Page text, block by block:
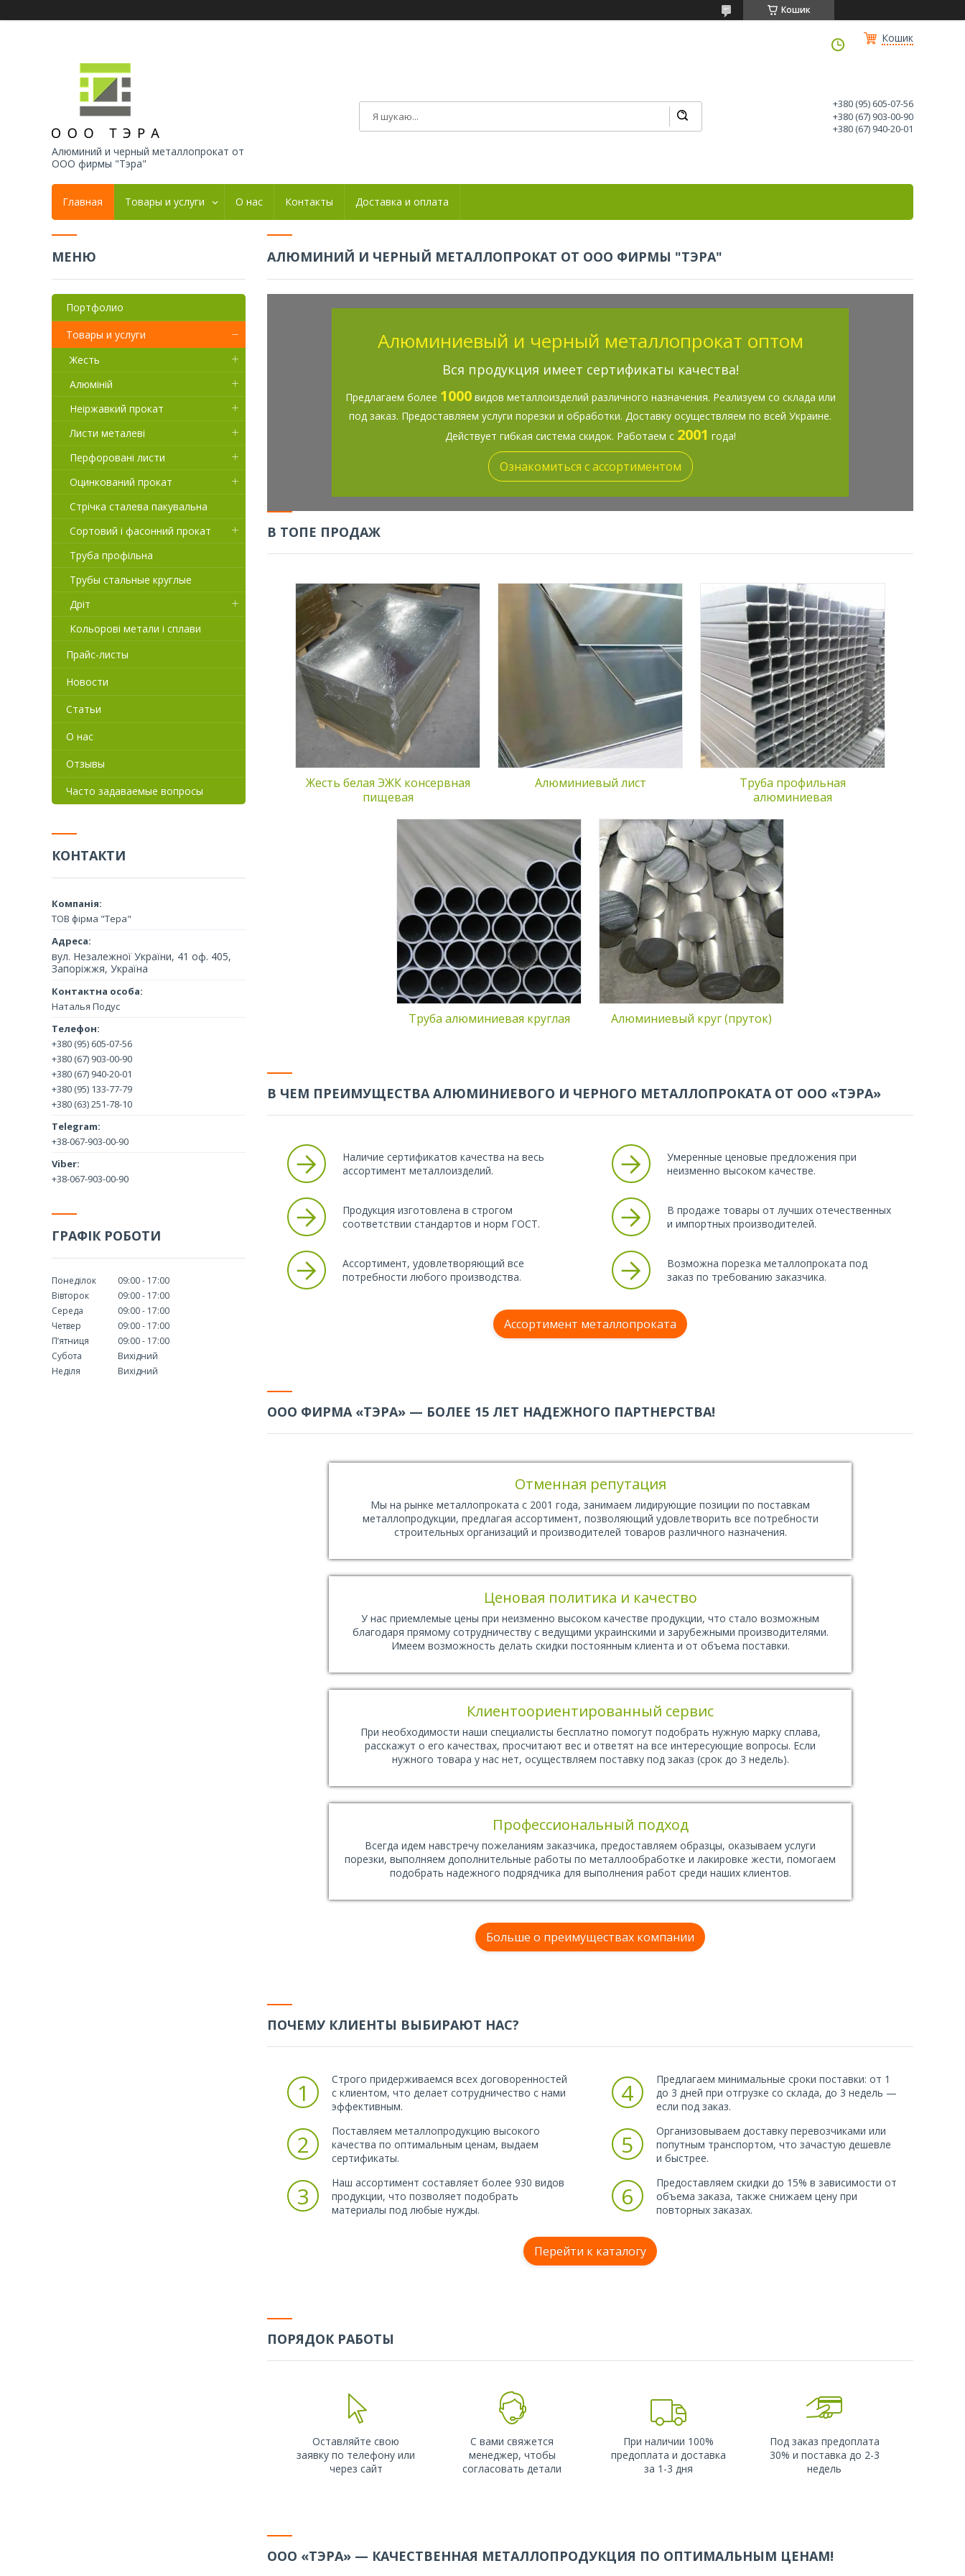
Кошик
Кошик
Алюминий и черный металлопрокат от
ООО фирмы "Тэра"
+380 (95) 605-07-56
+380 (67) 903-00-90
+380 (67) 940-20-01
Главная Товары и услуги О нас Контакты Доставка и оплата
АЛЮМИНИЙ И ЧЕРНЫЙ МЕТАЛЛОПРОКАТ ОТ ООО ФИРМЫ "ТЭРА"
Алюминиевый и черный металлопрокат оптом
Вся продукция имеет сертификаты качества!
Предлагаем более 1000видов металлоизделий различного назначения. Реализуем со склада или
под заказ. Предоставляем услуги порезки и обработки. Доставку осуществляем по всей Украине.
Действует гибкая система скидок. Работаем с 2001 года!
Ознакомиться с ассортиментом
В ТОПЕ ПРОДАЖ
Предлагаем жесть ЭЖК разных
марок, степени твердости,
толщины, в рулонах и листах.
отличной свариваемостью и
возможность порезки на ленты.
Жесть белая ЭЖК консервная
пищевая
Широкий ассортимент листов и
плит из алюминия и
алюминиевых сплавов разной
прочности и толщины. Все
изделия изготовлены в строгом
соответствии ГОСТ 21631-76,
широко применяются в
строительстве, пищевой
промышленности, разных
отраслях производства и
прочее.
Алюминиевый лист
В ассортименте представлены
профильные прямоугольные
алюминиевые трубы различных
размеров и изготовленные их
разных марок стали. Их
основными характеристиками
является высокая коррозионная
стойкость, незначительный вес,
Труба профильная
алюминиевая
представлены в разных
широко востребованы в разных
отраслях промышленности.
Труба алюминиевая круглая
У нас вы можете купить
алюминиевые круги из сплавов
Д16, Д16Т, АМЦ, АМГ и 7075 с
диаметром от 8 до 400 мм,
длиной — 0,5-6 м. Они
отличаются высокой
прочностью, обладают хорошей
свариваемостью, могут
использоваться даже в самых
экстремальных условиях.
Алюминиевый круг (пруток)
В ЧЕМ ПРЕИМУЩЕСТВА АЛЮМИНИЕВОГО И ЧЕРНОГО МЕТАЛЛОПРОКАТА ОТ ООО «ТЭРА»
Наличие сертификатов качества на весь
ассортимент металлоизделий.
Продукция изготовлена в строгом
соответствии стандартов и норм ГОСТ.
Ассортимент, удовлетворяющий все
потребности любого производства.
Умеренные ценовые предложения при
неизменно высоком качестве.
В продаже товары от лучших отечественных
и импортных производителей.
Возможна порезка металлопроката под
заказ по требованию заказчика.
Ассортимент металлопроката
ООО ФИРМА «ТЭРА» — БОЛЕЕ 15 ЛЕТ НАДЕЖНОГО ПАРТНЕРСТВА!
Отменная репутация
Мы на рынке металлопроката с 2001 года, занимаем лидирующие позиции по поставкам
металлопродукции, предлагая ассортимент, позволяющий удовлетворить все потребности
строительных организаций и производителей товаров различного назначения.
Ценовая политика и качество
У нас приемлемые цены при неизменно высоком качестве продукции, что стало возможным
благодаря прямому сотрудничеству с ведущими украинскими и зарубежными производителями.
Имеем возможность делать скидки постоянным клиента и от объема поставки.
Клиентоориентированный сервис
При необходимости наши специалисты бесплатно помогут подобрать нужную марку сплава,
расскажут о его качествах, просчитают вес и ответят на все интересующие вопросы. Если
нужного товара у нас нет, осуществляем поставку под заказ (срок до 3 недель).
Профессиональный подход
Всегда идем навстречу пожеланиям заказчика, предоставляем образцы, оказываем услуги
порезки, выполняем дополнительные работы по металлообработке и лакировке жести, помогаем
подобрать надежного подрядчика для выполнения работ среди наших клиентов.
Больше о преимуществах компании
ПОЧЕМУ КЛИЕНТЫ ВЫБИРАЮТ НАС?
1
Строго придерживаемся всех договоренностей
с клиентом, что делает сотрудничество с нами
эффективным.
2
Поставляем металлопродукцию высокого
качества по оптимальным ценам, выдаем
сертификаты.
3
Наш ассортимент составляет более 930 видов
продукции, что позволяет подобрать
материалы под любые нужды.
4
Предлагаем минимальные сроки поставки: от 1
до 3 дней при отгрузке со склада, до 3 недель —
если под заказ.
5
Организовываем доставку перевозчиками или
попутным транспортом, что зачастую дешевле
и быстрее.
6
Предоставляем скидки до 15% в зависимости от
объема заказа, также снижаем цену при
повторных заказах.
Перейти к каталогу
ПОРЯДОК РАБОТЫ
Оставляйте свою
заявку по телефону или
через сайт
С вами свяжется
менеджер, чтобы
согласовать детали
При наличии 100%
предоплата и доставка
за 1-3 дня
Под заказ предоплата
30% и поставка до 2-3
недель
ООО «ТЭРА» — КАЧЕСТВЕННАЯ МЕТАЛЛОПРОДУКЦИЯ ПО ОПТИМАЛЬНЫМ ЦЕНАМ!
Портфолио
Товары и услуги
Жесть
Алюміній
Неіржавкий прокат
Листи металеві
Перфоровані листи
Оцинкований прокат
Стрічка сталева пакувальна
Сортовий і фасонний прокат
Труба профільна
Трубы стальные круглые
Дріт
Кольорові метали і сплави
Прайс-листы
Новости
Статьи
О нас
Отзывы
Часто задаваемые вопросы
КОНТАКТИ
ТОВ фірма "Тера"
вул. Незалежної України, 41 оф. 405,
Запоріжжя, Україна
Наталья Подус
+380 (95) 605-07-56
+380 (67) 903-00-90
+380 (67) 940-20-01
+380 (95) 133-77-79
+380 (63) 251-78-10
+38-067-903-00-90
+38-067-903-00-90
ГРАФІК РОБОТИ
Понеділок 09:00
17:00
Вівторок
09:00
17:00
Середа
09:00
17:00
Четвер
09:00
17:00
Пʼятниця
09:00
17:00
Субота
Вихідний
Неділя
Вихідний